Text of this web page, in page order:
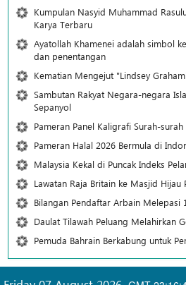
Kumpulan Nasyid Muhammad
Karya Terbaru
Ayatollah Khamenei adalah simbol
dan penentangan
Kematian Mengejut "Lindsey
Sambutan Rakyat Negara-negara
Sepanyol
Pameran Panel Kaligrafi Surah-
Pameran Halal 2026 Bermula di
Malaysia Kekal di Puncak Indeks
Lawatan Raja Britain ke Masjid Hijau
Bilangan Pendaftar Arbain Melepasi
Daulat Tilawah Peluang Melahirkan
Pemuda Bahrain Berkabung untuk